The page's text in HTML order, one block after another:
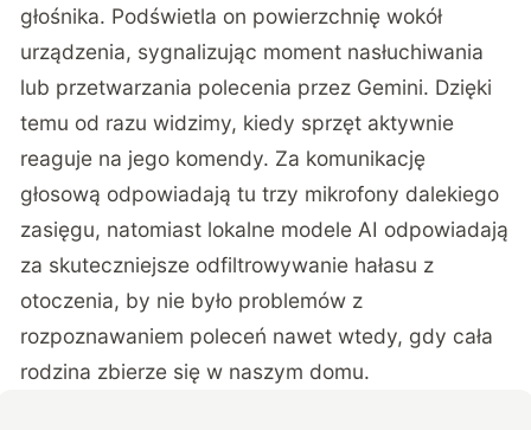
głośnika. Podświetla on powierzchnię wokół
urządzenia, sygnalizując moment nasłuchiwania
lub przetwarzania polecenia przez Gemini. Dzięki
temu od razu widzimy, kiedy sprzęt aktywnie
reaguje na jego komendy. Za komunikację
głosową odpowiadają tu trzy mikrofony dalekiego
zasięgu, natomiast lokalne modele AI odpowiadają
za skuteczniejsze odfiltrowywanie hałasu z
otoczenia, by nie było problemów z
rozpoznawaniem poleceń nawet wtedy, gdy cała
rodzina zbierze się w naszym domu.